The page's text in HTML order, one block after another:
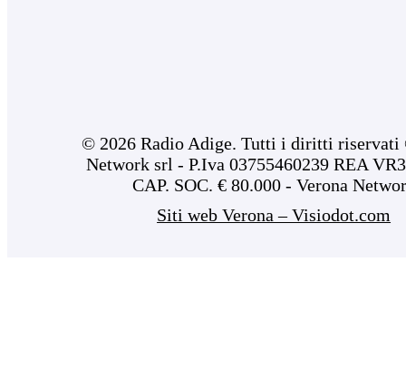
© 2026 Radio Adige. Tutti i diritti riservati
Network srl - P.Iva 03755460239 REA
CAP. SOC. € 80.000 - Verona
Siti web Verona – Visiodot.com